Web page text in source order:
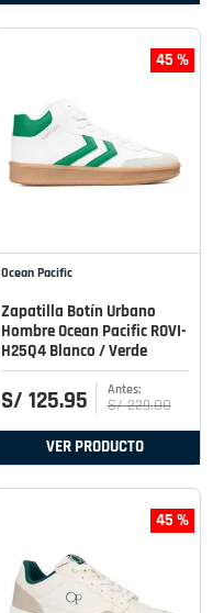
45 %
Ocean Pacific
Zapatilla Botín Urbano
Hombre Ocean Pacific ROVI-
H25Q4 Blanco / Verde
S/ 125.95 S/ 229.00
VER PRODUCTO
45 %